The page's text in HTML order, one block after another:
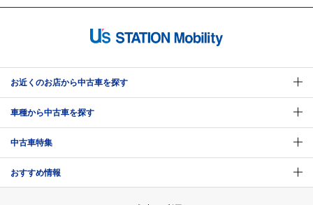
お近くのお店から中古車を探す
車種から中古車を探す
中古車特集
おすすめ情報